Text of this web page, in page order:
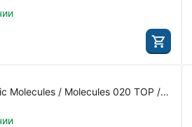
Molecules / Molecules 020 TOP /